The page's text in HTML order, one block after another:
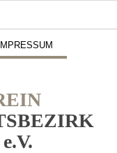
IMPRESSUM